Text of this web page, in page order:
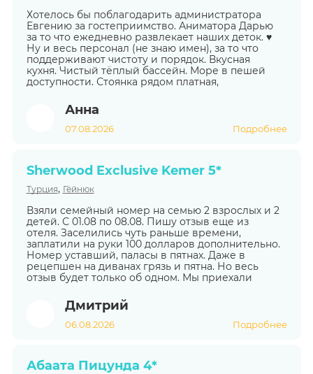
Хотелось бы поблагодарить администратора
Евгению за гостеприимство. Аниматора Дарью
за то что ежедневно развлекает наших деток. ♥️
Ну и весь персонал (не знаю имен), за то что
поддерживают чистоту и порядок. Вкусная
кухня. Чистый тёплый бассейн. Море в пешей
доступности. Стоянка рядом платная,
Анна
07.08.2026 Подробнее
Sherwood Exclusive Kemer 5*
Турция, Гёйнюк
Взяли семейный номер на семью 2 взрослых и 2
детей. С 01.08 по 08.08. Пишу отзыв еще из
отеля. Заселились чуть раньше времени,
заплатили на руки 100 долларов дополнительно.
Номер уставший, паласы в пятнах. Даже в
рецепшен на диванах грязь и пятна. Но весь
отзыв будет только об одном. Мы приехали
Дмитрий
06.08.2026 Подробнее
Абаата Пицунда 4*